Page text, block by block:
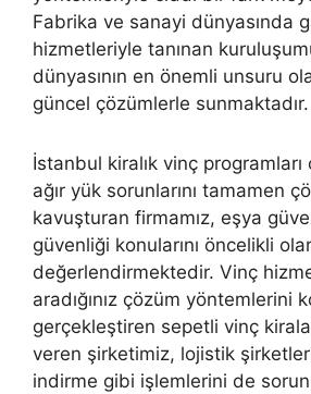
Fabrika ve sanayi dünyasında
hizmetleriyle tanınan
dünyasının en önemli unsuru
güncel çözümlerle sunmaktadır.
İstanbul kiralık vinç
ağır yük sorunlarını tamamen
kavuşturan firmamız, eşya
güvenliği konularını öncelikli
değerlendirmektedir. Vinç
aradığınız çözüm yöntemlerini
gerçekleştiren sepetli vinç
veren şirketimiz, lojistik
indirme gibi işlemlerini de